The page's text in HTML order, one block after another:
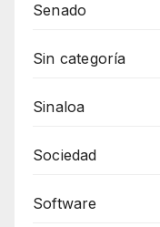
Senado
Sin categoría
Sinaloa
Sociedad
Software